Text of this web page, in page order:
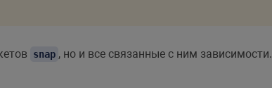
snap , но и все связанные с ним зависимости.